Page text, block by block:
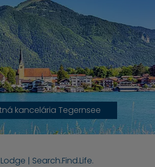
kancelária Tegernsee
Lodge | Search.Find.Life.